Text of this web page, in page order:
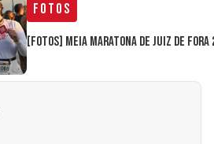
Fotos
[FOTOS] Meia Maratona de Juiz de Fora